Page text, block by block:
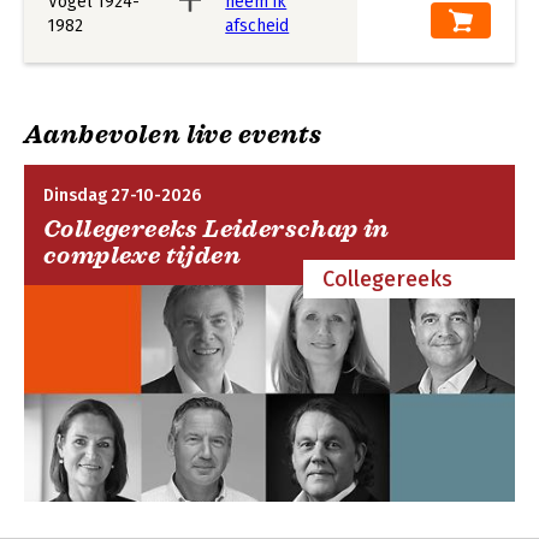
Aanbevolen live events
Dinsdag 27-10-2026
Collegereeks Leiderschap in
complexe tijden
Collegereeks